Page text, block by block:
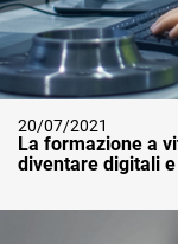
20/07/2021
La formazione a
diventare digitali